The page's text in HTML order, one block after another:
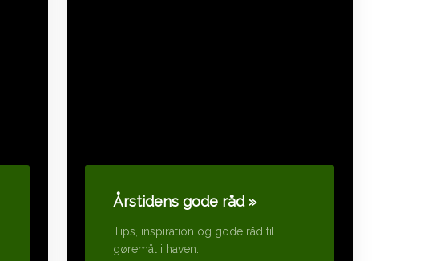
Årstidens gode råd »
Tips, inspiration og gode råd til
gøremål i haven.